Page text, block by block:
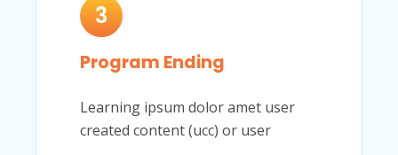
3
Program Ending
Learning ipsum dolor amet user
created content (ucc) or user